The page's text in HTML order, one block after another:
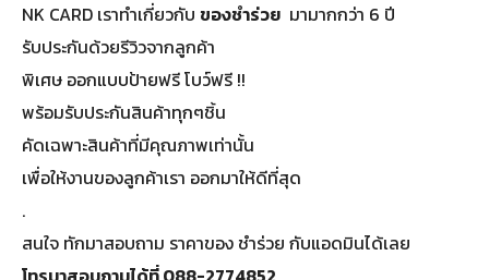
NK CARD เราทำเกี่ยวกับ ของชําร่วย มามากกว่า 6 ปี
รับประกันด้วยรีวิวจากลูกค้า
พิเศษ ออกแบบป้ายฟรี โบว์ฟรี !!
พร้อมรับประกันสินค้าทุกๆชิ้น
คัดเฉพาะสินค้าที่มีคุณภาพเท่านั้น
เพื่อให้งานของลูกค้าเรา ออกมาให้ดีที่สุด
.
สนใจ ทักมาสอบถาม ราคาของ ชำร่วย กับแอดมินได้เลย